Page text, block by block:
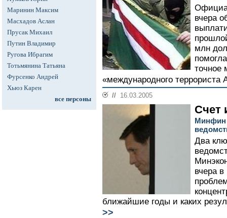
Маринин Максим
Масхадов Аслан
Прусак Михаил
Путин Владимир
Ругова Ибрагим
Тотьмянина Татьяна
Фурсенко Андрей
Хьюз Карен
все персоны
вчера
млн
точное
«международного террориста
// 16.03.2005
Счет
Минфин
Два
вчера
ближайшие годы и каких
>>